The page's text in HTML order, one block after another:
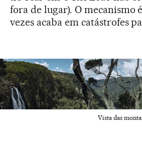
fora de lugar). O mecanismo
vezes acaba em catástrofes
Vista das